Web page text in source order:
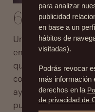
6. Trabajos
Un cirujano con
en mostrar
que en el sector de
como “casos de
ayudará a tener
puedes esperar.
para analizar
publicidad
en base a un
hábitos de
visitadas).
Podrás revocar
más información
derechos en la
de privacidad de